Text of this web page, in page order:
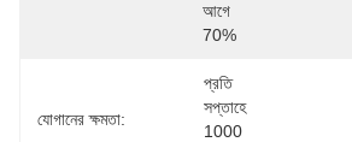
আগে
70%
যোগানের ক্ষমতা:
প্রতি
সপ্তাহে
1000